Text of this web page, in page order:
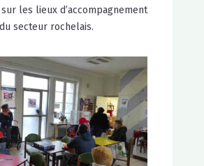
les lieux d’accompagnement
secteur rochelais.